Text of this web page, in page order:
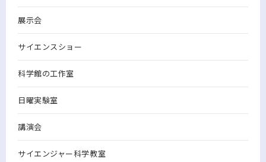
展示会
サイエンスショー
科学館の工作室
日曜実験室
講演会
サイエンジャー科学教室